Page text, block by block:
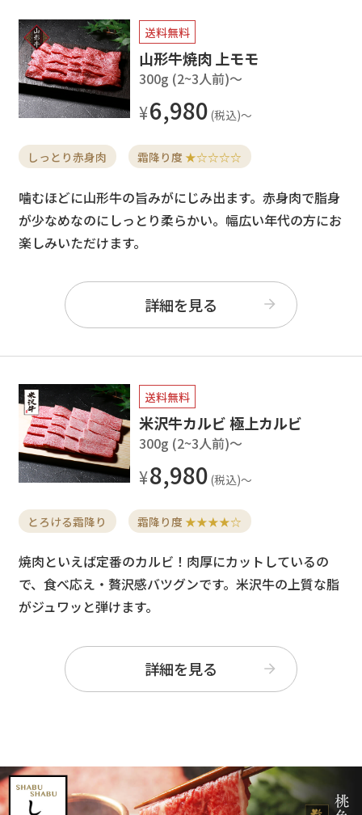
送料無料
山形牛焼肉 上モモ
300g (2~3人前)〜
6,980
しっとり赤身肉 霜降り度 ★☆☆☆☆
噛むほどに山形牛の旨みがにじみ出ます。赤身肉で脂身
が少なめなのにしっとり柔らかい。幅広い年代の方にお
楽しみいただけます。
詳細を見る
送料無料
米沢牛カルビ 極上カルビ
300g (2~3人前)〜
8,980
とろける霜降り 霜降り度 ★★★★☆
焼肉といえば定番のカルビ！肉厚にカットしているの
で、食べ応え・贅沢感バツグンです。米沢牛の上質な脂
がジュワッと弾けます。
詳細を見る